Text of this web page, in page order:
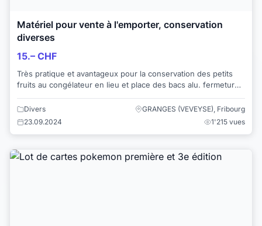
Matériel pour vente à l'emporter, conservation
diverses
15.– CHF
Très pratique et avantageux pour la conservation des petits
fruits au congélateur en lieu et place des bacs alu. fermeture
Divers
GRANGES (VEVEYSE), Fribourg
23.09.2024
1'215 vues